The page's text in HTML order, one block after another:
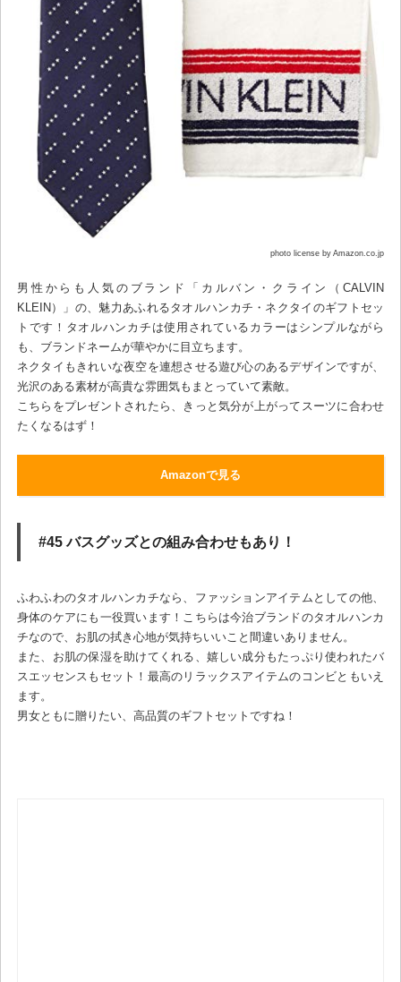
photo license by Amazon.co.jp
男性からも人気のブランド「カルバン・クライン（CALVIN
KLEIN）」の、魅力あふれるタオルハンカチ・ネクタイのギフトセッ
トです！タオルハンカチは使用されているカラーはシンプルながら
も、ブランドネームが華やかに目立ちます。
ネクタイもきれいな夜空を連想させる遊び心のあるデザインですが、
光沢のある素材が高貴な雰囲気もまとっていて素敵。
こちらをプレゼントされたら、きっと気分が上がってスーツに合わせ
たくなるはず！
Amazonで見る
#45 バスグッズとの組み合わせもあり！
ふわふわのタオルハンカチなら、ファッションアイテムとしての他、
身体のケアにも一役買います！こちらは今治ブランドのタオルハンカ
チなので、お肌の拭き心地が気持ちいいこと間違いありません。
また、お肌の保湿を助けてくれる、嬉しい成分もたっぷり使われたバ
スエッセンスもセット！最高のリラックスアイテムのコンビともいえ
ます。
男女ともに贈りたい、高品質のギフトセットですね！